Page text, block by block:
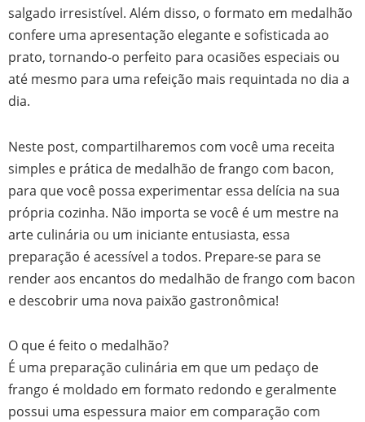
salgado irresistível. Além disso, o formato em medalhão
confere uma apresentação elegante e sofisticada ao
prato, tornando-o perfeito para ocasiões especiais ou
até mesmo para uma refeição mais requintada no dia a
dia.
Neste post, compartilharemos com você uma receita
simples e prática de medalhão de frango com bacon,
para que você possa experimentar essa delícia na sua
própria cozinha. Não importa se você é um mestre na
arte culinária ou um iniciante entusiasta, essa
preparação é acessível a todos. Prepare-se para se
render aos encantos do medalhão de frango com bacon
e descobrir uma nova paixão gastronômica!
O que é feito o medalhão?
É uma preparação culinária em que um pedaço de
frango é moldado em formato redondo e geralmente
possui uma espessura maior em comparação com